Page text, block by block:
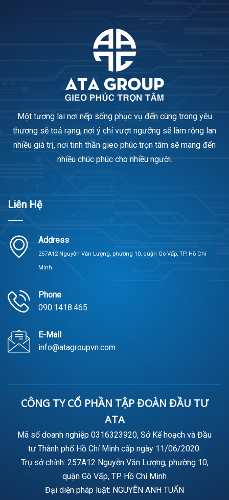
Một tương lai nơi nếp sống phục vụ đến cùng trong yêu
thương sẽ toả rạng, nơi ý chí vượt ngưỡng sẽ làm rộng lan
nhiều giá trị, nơi tinh thần gieo phúc trọn tâm sẽ mang đến
nhiều chúc phúc cho nhiều người.
Liên Hệ
Address
257A12 Nguyễn Văn Lượng, phường 10, quận Gò Vấp, TP. Hồ Chí
Minh
Phone
090.1418.465
E-Mail
info@atagroupvn.com
CÔNG TY CỔ PHẦN TẬP ĐOÀN ĐẦU TƯ
ATA
Mã số doanh nghiệp 0316323920, Sở Kế hoạch và Đầu
tư Thành phố Hồ Chí Minh cấp ngày 11/06/2020.
Trụ sở chính: 257A12 Nguyễn Văn Lượng, phường 10,
quận Gò Vấp, TP. Hồ Chí Minh
Đại diện pháp luật: NGUYỄN ANH TUẤN